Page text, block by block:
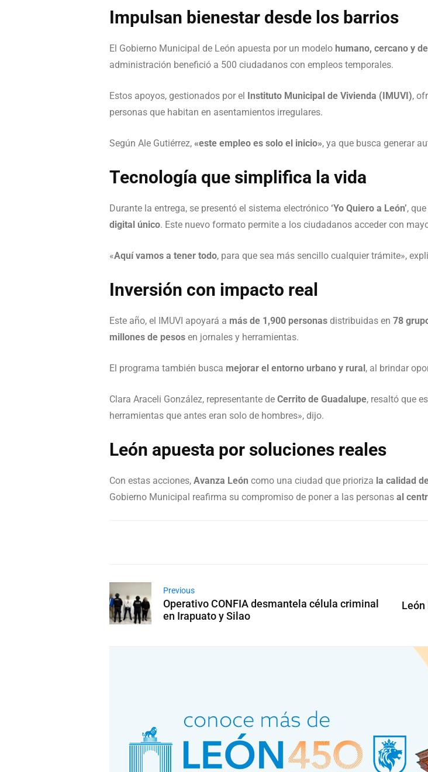
Impulsan bienestar desde los barrios
El Gobierno Municipal de León apuesta por un modelo humano, cercano y
administración benefició a 500 ciudadanos con empleos temporales.
Estos apoyos, gestionados por el Instituto Municipal de Vivienda (IMUVI),
personas que habitan en asentamientos irregulares.
Según Ale Gutiérrez, «este empleo es solo el inicio», ya que busca generar
Tecnología que simplifica la vida
Durante la entrega, se presentó el sistema electrónico ‘Yo Quiero a León’,
digital único. Este nuevo formato permite a los ciudadanos acceder con
«Aquí vamos a tener todo, para que sea más sencillo cualquier trámite»,
Inversión con impacto real
Este año, el IMUVI apoyará a más de 1,900 personas distribuidas en 78
millones de pesos en jornales y herramientas.
El programa también busca mejorar el entorno urbano y rural, al brindar
Clara Araceli González, representante de Cerrito de Guadalupe, resaltó que
herramientas que antes eran solo de hombres», dijo.
León apuesta por soluciones reales
Con estas acciones, Avanza León como una ciudad que prioriza la calidad
Gobierno Municipal reafirma su compromiso de poner a las personas al
Previous
Operativo CONFIA desmantela célula criminal
en Irapuato y Silao